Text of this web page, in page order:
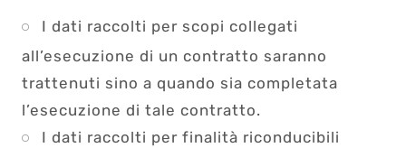
I dati raccolti per scopi collegati
all’esecuzione di un contratto saranno
trattenuti sino a quando sia completata
l’esecuzione di tale contratto.
I dati raccolti per finalità riconducibili